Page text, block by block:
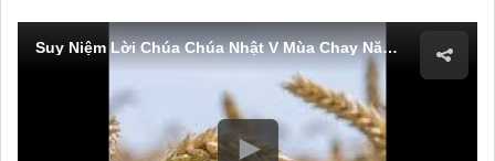
Suy Niệm Lời Chúa Chúa Nhật V Mùa Chay Năm B